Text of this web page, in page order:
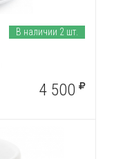
В наличии 2 шт.
4 500